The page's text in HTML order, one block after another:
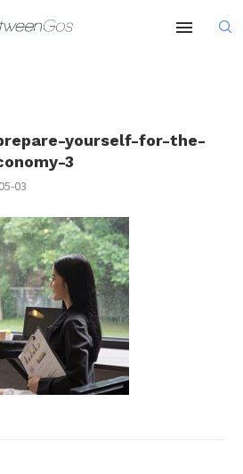
yourself-for-the-
3
03